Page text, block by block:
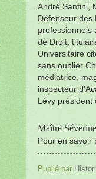
André Santini,
Défenseur des
professionnels
de Droit,
Universitaire
sans oublier
médiatrice,
inspecteur
Lévy
Maître
Pour en savoir
Publié par